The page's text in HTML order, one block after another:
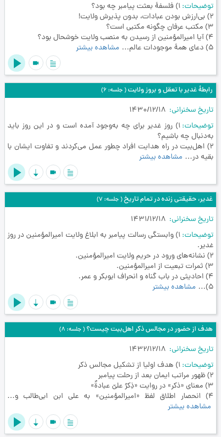
videocam
توضیحات 1) فلسفۀ بعثت پیامبر چه بود؟
2) بی‌ارزش بودن عبادات، بدون پذیرش ولایت!
3) مکتب عرفان چگونه مکتبی است؟
4) آیا امیرالمؤمنین از رسیدن به منصب ولایت خوشحال بود؟
5) دعای همۀ موجودات عالم...
مشاهده بیشتر
رابطۀ غدیر با تعقل و بروز ولایت( جلسه: 6)
videocam
تاریخ سخنرانی
توضیحات 1) روز غدیر برای چه به‌وجود آمده است و در این روز باید
به‌دنبال چه باشیم؟
2) اهل‌بیت در راه هدایت افراد چطور عمل می‌کردند و تفاوت ایشان با
بقیه در... مشاهده بیشتر
غدیر، حقیقتی زنده در تمام تاریخ( جلسه: 7)
videocam
تاریخ سخنرانی
توضیحات 1) وابستگی رسالت پیامبر به ابلاغ ولایت امیرالمؤمنین در روز
غدیر.
2) نشانه‌های ورود در حریم ولایت امیرالمؤمنین.
3) ثمرات تبعیت از امیرالمؤمنین.
4) احادیثی در باب گناه و انحراف ابوبکر و عمر.
5)...
مشاهده بیشتر
هدف از حضور در مجالس ذکر اهل‌بیت چیست؟ ( جلسه: 8)
videocam
تاریخ سخنرانی
توضیحات 1) هدف اولیا از تشکیل مجالس ذکر
2) ظهور مراتب ایمان بعد از رحلت پیامبر
3) معنای «ذکر» در روایت «ذِکرُ علیّ عبادةٌ»
4) انحصار اطلاق لفظ «امیرالمؤمنین» به علی ابن ابی‌طالب و...
مشاهده بیشتر